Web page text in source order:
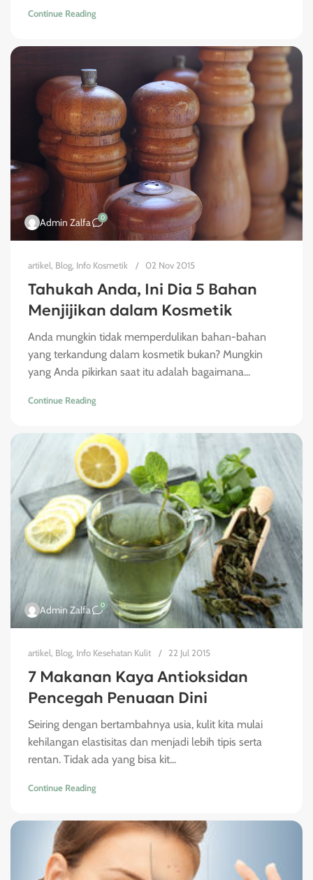
Continue Reading
Admin Zalfa 0
artikel, Blog, Info Kosmetik 02 Nov 2015
Tahukah Anda, Ini Dia 5 Bahan
Menjijikan dalam Kosmetik
Anda mungkin tidak memperdulikan bahan-bahan
yang terkandung dalam kosmetik bukan? Mungkin
yang Anda pikirkan saat itu adalah bagaimana...
Continue Reading
Admin Zalfa 0
artikel, Blog, Info Kesehatan Kulit 22 Jul 2015
7 Makanan Kaya Antioksidan
Pencegah Penuaan Dini
Seiring dengan bertambahnya usia, kulit kita mulai
kehilangan elastisitas dan menjadi lebih tipis serta
rentan. Tidak ada yang bisa kit...
Continue Reading